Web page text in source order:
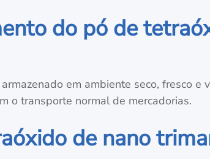
do pó de
em ambiente seco, fresco e
o transporte normal de mercadorias.
de nano